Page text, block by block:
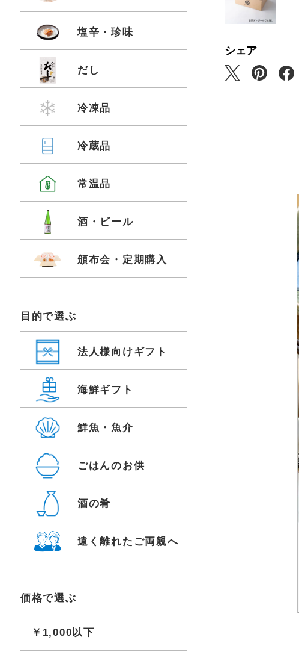
シェア
塩辛・珍味
だし
冷凍品
冷蔵品
常温品
酒・ビール
頒布会・定期購入
目的で選ぶ
法人様向けギフト
海鮮ギフト
鮮魚・魚介
ごはんのお供
酒の肴
遠く離れたご両親へ
価格で選ぶ
￥1,000以下